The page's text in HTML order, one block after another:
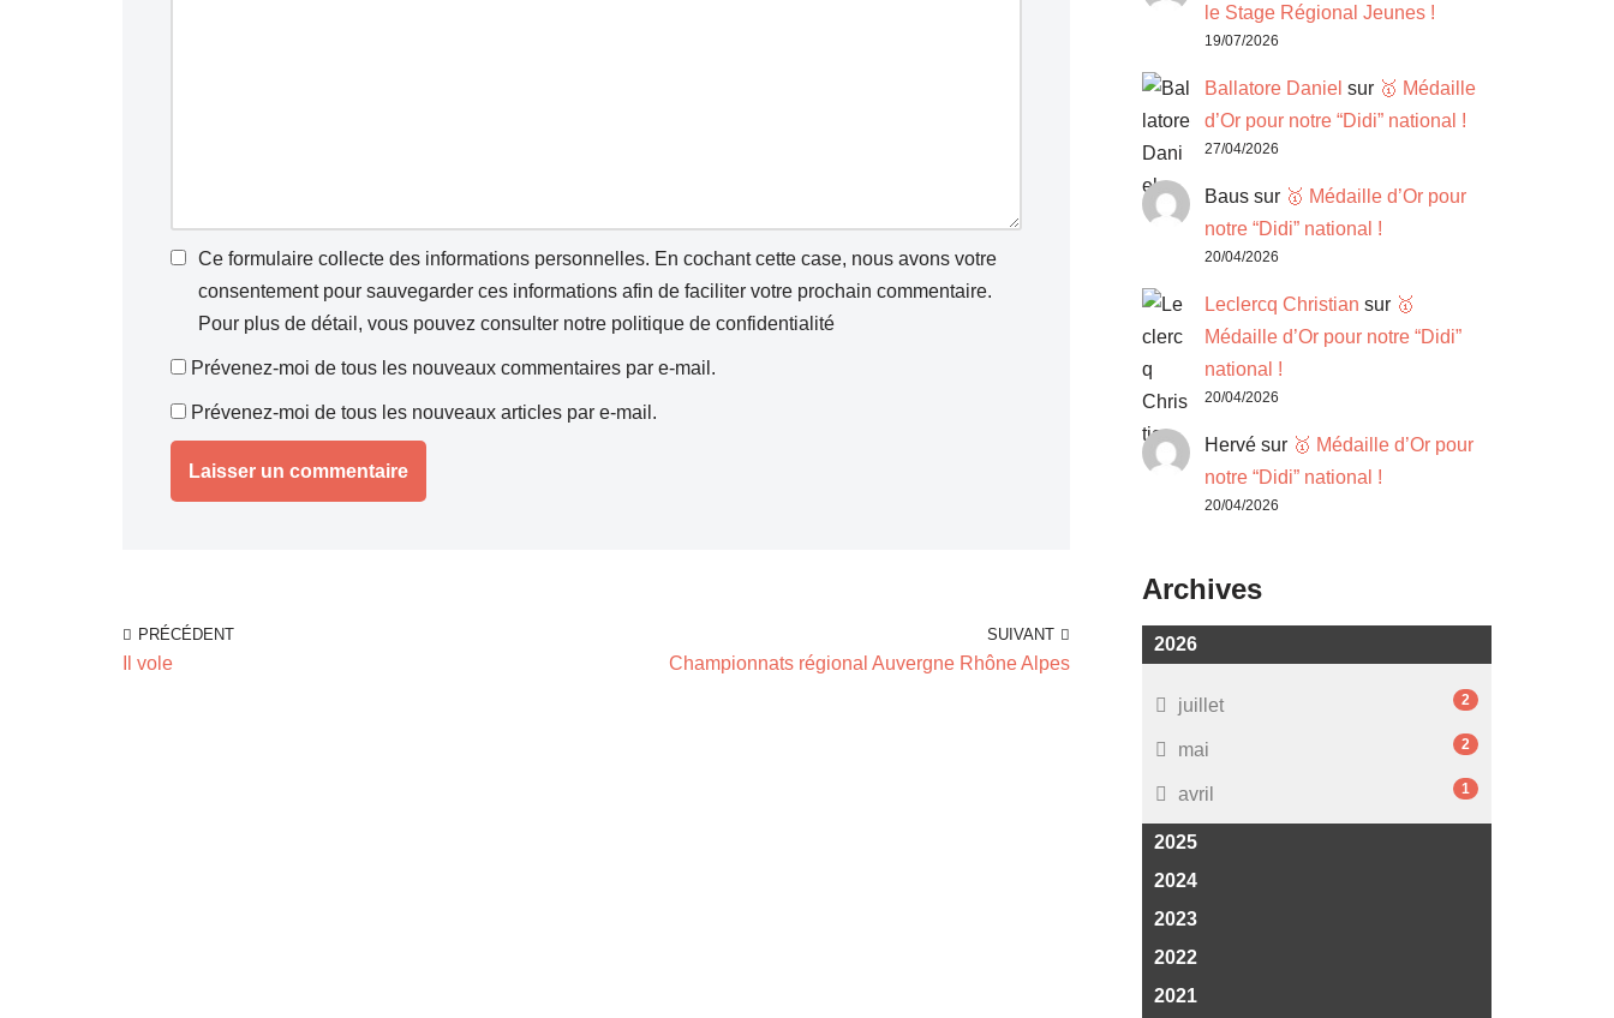
Ce formulaire collecte des informations personnelles. En cochant cette case, nous avons votre
consentement pour sauvegarder ces informations afin de faciliter votre prochain commentaire.
Pour plus de détail, vous pouvez consulter notre politique de confidentialité
Prévenez-moi de tous les nouveaux commentaires par e-mail.
Prévenez-moi de tous les nouveaux articles par e-mail.
PRÉCÉDENT
Il vole
SUIVANT
Championnats régional Auvergne Rhône Alpes
le Stage Régional Jeunes !
19/07/2026
Ballatore Daniel sur 🥇 Médaille
d’Or pour notre “Didi” national !
27/04/2026
Baus sur 🥇 Médaille d’Or pour
notre “Didi” national !
20/04/2026
Leclercq Christian sur 🥇
Médaille d’Or pour notre “Didi”
national !
20/04/2026
Hervé sur 🥇 Médaille d’Or pour
notre “Didi” national !
20/04/2026
Archives
2026
juillet 2
mai 2
avril 1
2025
2024
2023
2022
2021